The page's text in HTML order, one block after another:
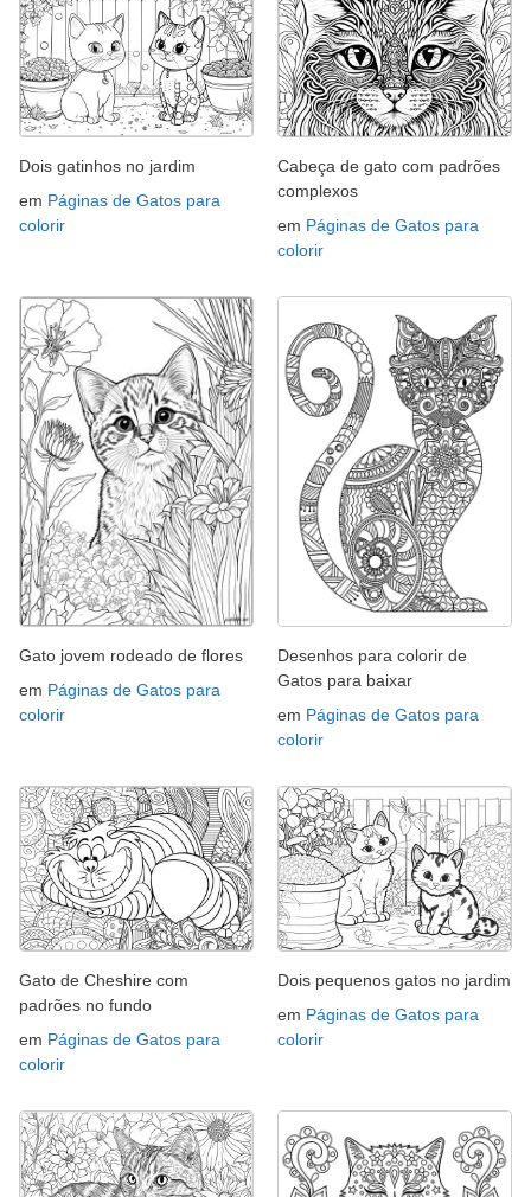
Dois gatinhos no jardim
em Páginas de Gatos para
colorir
Cabeça de gato com padrões
complexos
em Páginas de Gatos para
colorir
Gato jovem rodeado de flores
em Páginas de Gatos para
colorir
Desenhos para colorir de
Gatos para baixar
em Páginas de Gatos para
colorir
Gato de Cheshire com
padrões no fundo
em Páginas de Gatos para
colorir
Dois pequenos gatos no jardim
em Páginas de Gatos para
colorir